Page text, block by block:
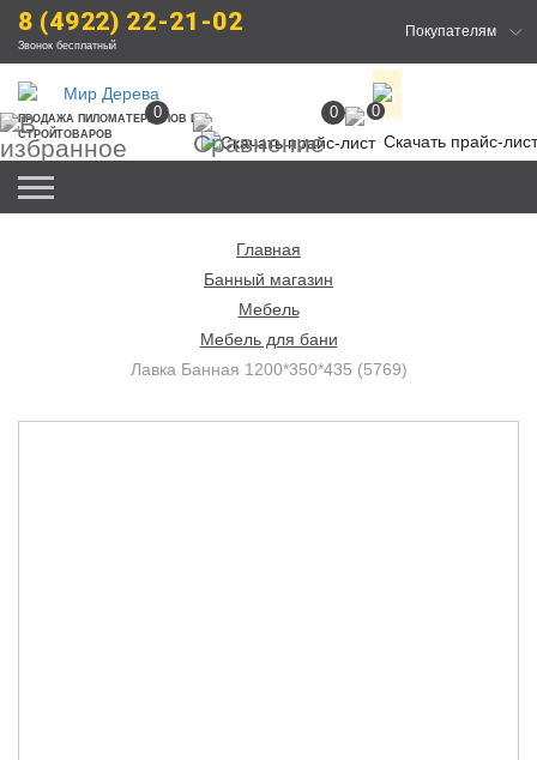
8 (4922) 22-21-02
Звонок бесплатный
Покупателям
ПРОДАЖА ПИЛОМАТЕРИАЛОВ И
СТРОЙТОВАРОВ
Скачать прайс-лист
0 0 0
Главная
Банный магазин
Мебель
Мебель для бани
Лавка Банная 1200*350*435 (5769)